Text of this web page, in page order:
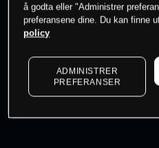
Søk
Kursene er veiledende.Log in
å godta eller "Administrer
preferansene dine. Du kan finne
policy
ADMINISTRER
PREFERANSER